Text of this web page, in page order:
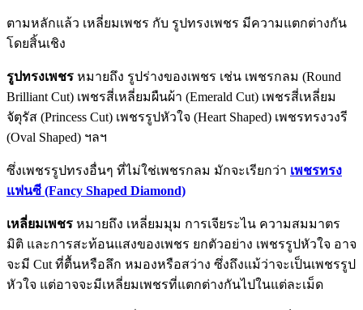
ตามหลักแล้ว เหลี่ยมเพชร กับ รูปทรงเพชร มีความแตกต่างกัน
โดยสิ้นเชิง
รูปทรงเพชร หมายถึง รูปร่างของเพชร เช่น เพชรกลม (Round
Brilliant Cut) เพชรสี่เหลี่ยมผืนผ้า (Emerald Cut) เพชรสี่เหลี่ยม
จัตุรัส (Princess Cut) เพชรรูปหัวใจ (Heart Shaped) เพชรทรงวงรี
(Oval Shaped) ฯลฯ
ซึ่งเพชรรูปทรงอื่นๆ ที่ไม่ใช่เพชรกลม มักจะเรียกว่า เพชรทรง
แฟนซี (Fancy Shaped Diamond)
เหลี่ยมเพชร หมายถึง เหลี่ยมมุม การเจียระไน ความสมมาตร
มิติ และการสะท้อนแสงของเพชร ยกตัวอย่าง เพชรรูปหัวใจ อาจ
จะมี Cut ที่ตื้นหรือลึก หมองหรือสว่าง ซึ่งถึงแม้ว่าจะเป็นเพชรรูป
หัวใจ แต่อาจจะมีเหลี่ยมเพชรที่แตกต่างกันไปในแต่ละเม็ด